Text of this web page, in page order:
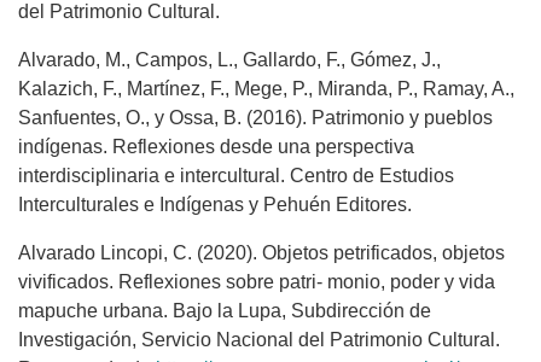
del Patrimonio Cultural.
Alvarado, M., Campos, L., Gallardo, F., Gómez, J.,
Kalazich, F., Martínez, F., Mege, P., Miranda, P., Ramay, A.,
Sanfuentes, O., y Ossa, B. (2016). Patrimonio y pueblos
indígenas. Reflexiones desde una perspectiva
interdisciplinaria e intercultural. Centro de Estudios
Interculturales e Indígenas y Pehuén Editores.
Alvarado Lincopi, C. (2020). Objetos petrificados, objetos
vivificados. Reflexiones sobre patri- monio, poder y vida
mapuche urbana. Bajo la Lupa, Subdirección de
Investigación, Servicio Nacional del Patrimonio Cultural.